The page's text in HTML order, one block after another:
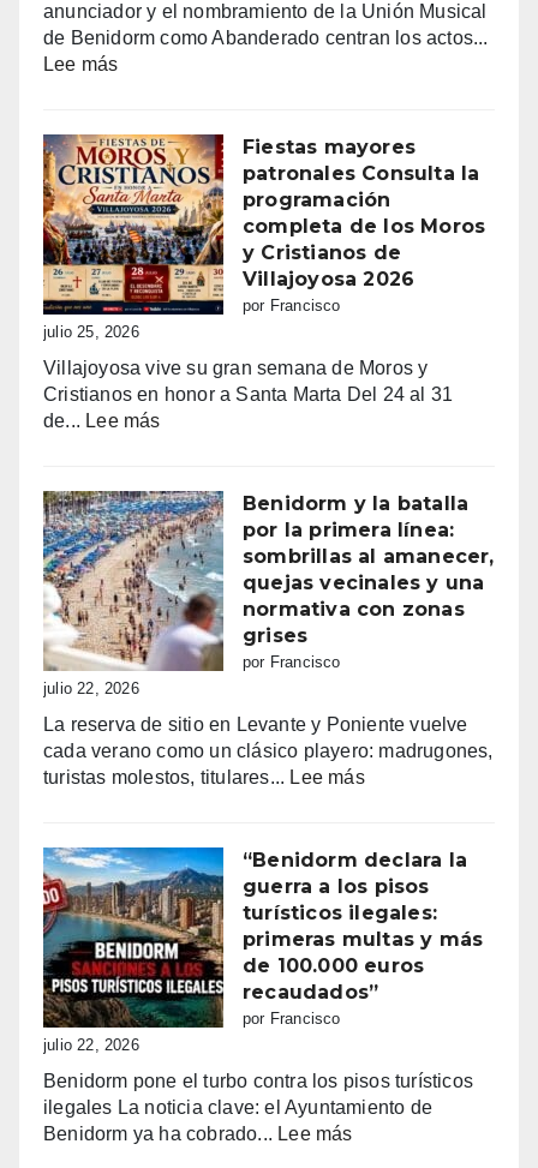
anunciador y el nombramiento de la Unión Musical
de Benidorm como Abanderado centran los actos...
Lee más:
con
Sant
Jaume:
un
día
grande
de
fe,
y
emoción
Fiestas mayores
patronales Consulta la
programación
completa de los Moros
y Cristianos de
Villajoyosa 2026
por Francisco
julio 25, 2026
Villajoyosa vive su gran semana de Moros y
Cristianos en honor a Santa Marta Del 24 al 31
de... Lee más:
patronales
Consulta
la
programación
completa
de
Cristianos
de
Villajoyosa
Benidorm y la batalla
por la primera línea:
sombrillas al amanecer,
quejas vecinales y una
normativa con zonas
grises
por Francisco
julio 22, 2026
La reserva de sitio en Levante y Poniente vuelve
cada verano como un clásico playero: madrugones,
turistas molestos, titulares... Lee más:
la
batalla
por
la
primera
línea:
quejas
vecinales
“Benidorm declara la
guerra a los pisos
turísticos ilegales:
primeras multas y más
de 100.000 euros
recaudados”
por Francisco
julio 22, 2026
Benidorm pone el turbo contra los pisos turísticos
ilegales La noticia clave: el Ayuntamiento de
Benidorm ya ha cobrado... Lee más: